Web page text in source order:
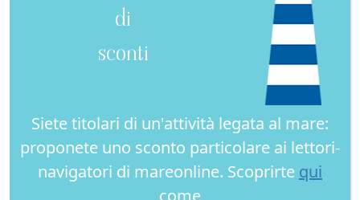
di
sconti
Siete titolari di un'attività legata al mare:
proponete uno sconto particolare ai lettori-
navigatori di mareonline. Scoprirte qui
come